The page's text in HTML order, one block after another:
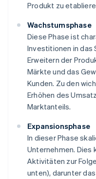
Produkt zu
Wachstumsphase
Diese Phase ist
Investitionen in das
Erweitern der
Märkte und das
Kunden. Zu den
Erhöhen des
Marktanteils.
Expansionsphase
In dieser Phase
Unternehmen. Dies
Aktivitäten zur
unten), darunter